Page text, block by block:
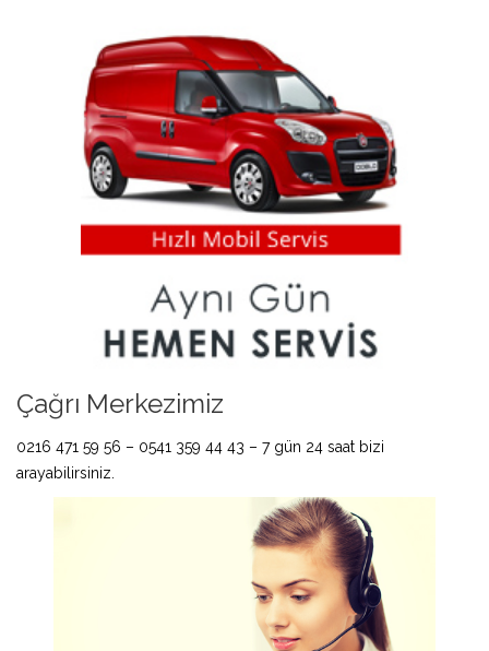
Çağrı Merkezimiz
0216 471 59 56 – 0541 359 44 43 – 7 gün 24 saat bizi
arayabilirsiniz.